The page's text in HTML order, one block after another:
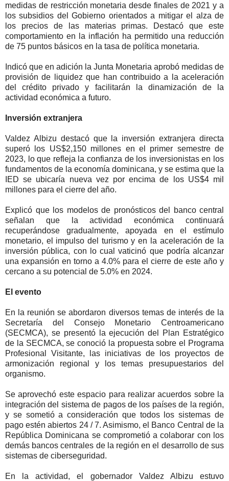
medidas de restricción monetaria desde finales de 2021 y a
los subsidios del Gobierno orientados a mitigar el alza de
los precios de las materias primas. Destacó que este
comportamiento en la inflación ha permitido una reducción
de 75 puntos básicos en la tasa de política monetaria.
Indicó que en adición la Junta Monetaria aprobó medidas de
provisión de liquidez que han contribuido a la aceleración
del crédito privado y facilitarán la dinamización de la
actividad económica a futuro.
Inversión extranjera
Valdez Albizu destacó que la inversión extranjera directa
superó los US$2,150 millones en el primer semestre de
2023, lo que refleja la confianza de los inversionistas en los
fundamentos de la economía dominicana, y se estima que la
IED se ubicaría nueva vez por encima de los US$4 mil
millones para el cierre del año.
Explicó que los modelos de pronósticos del banco central
señalan que la actividad económica continuará
recuperándose gradualmente, apoyada en el estímulo
monetario, el impulso del turismo y en la aceleración de la
inversión pública, con lo cual vaticinó que podría alcanzar
una expansión en torno a 4.0% para el cierre de este año y
cercano a su potencial de 5.0% en 2024.
El evento
En la reunión se abordaron diversos temas de interés de la
Secretaría del Consejo Monetario Centroamericano
(SECMCA), se presentó la ejecución del Plan Estratégico
de la SECMCA, se conoció la propuesta sobre el Programa
Profesional Visitante, las iniciativas de los proyectos de
armonización regional y los temas presupuestarios del
organismo.
Se aprovechó este espacio para realizar acuerdos sobre la
integración del sistema de pagos de los países de la región,
y se sometió a consideración que todos los sistemas de
pago estén abiertos 24 / 7. Asimismo, el Banco Central de la
República Dominicana se comprometió a colaborar con los
demás bancos centrales de la región en el desarrollo de sus
sistemas de ciberseguridad.
En la actividad, el gobernador Valdez Albizu estuvo